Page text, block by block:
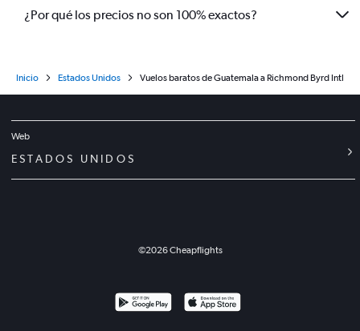
¿Por qué los precios no son 100% exactos?
Inicio Estados Unidos Vuelos baratos de Guatemala a Richmond Byrd Intl
Web
ESTADOS UNIDOS
©2026Cheapflights